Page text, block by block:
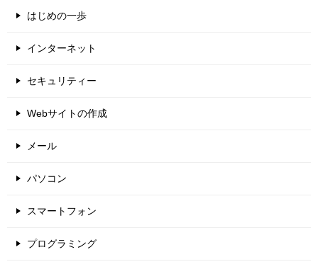
はじめの一歩
インターネット
セキュリティー
Webサイトの作成
メール
パソコン
スマートフォン
プログラミング